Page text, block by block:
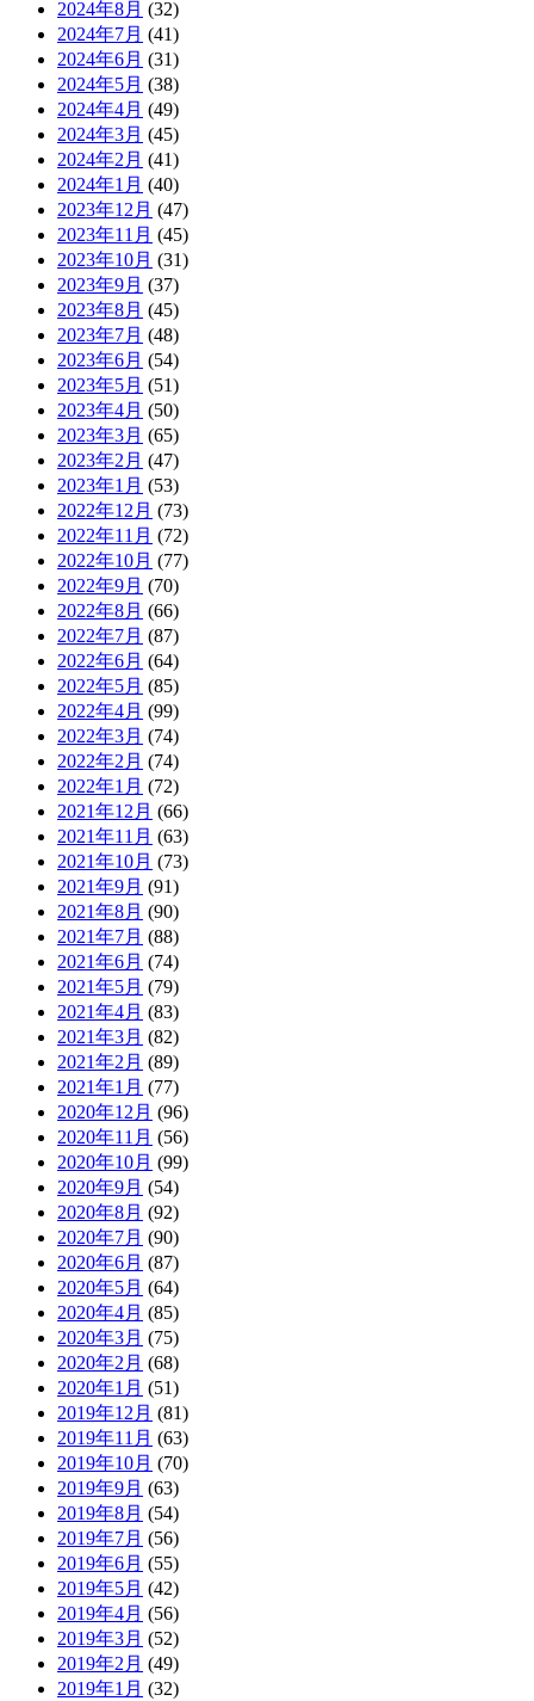
2024年8月 (32)
2024年7月 (41)
2024年6月 (31)
2024年5月 (38)
2024年4月 (49)
2024年3月 (45)
2024年2月 (41)
2024年1月 (40)
2023年12月 (47)
2023年11月 (45)
2023年10月 (31)
2023年9月 (37)
2023年8月 (45)
2023年7月 (48)
2023年6月 (54)
2023年5月 (51)
2023年4月 (50)
2023年3月 (65)
2023年2月 (47)
2023年1月 (53)
2022年12月 (73)
2022年11月 (72)
2022年10月 (77)
2022年9月 (70)
2022年8月 (66)
2022年7月 (87)
2022年6月 (64)
2022年5月 (85)
2022年4月 (99)
2022年3月 (74)
2022年2月 (74)
2022年1月 (72)
2021年12月 (66)
2021年11月 (63)
2021年10月 (73)
2021年9月 (91)
2021年8月 (90)
2021年7月 (88)
2021年6月 (74)
2021年5月 (79)
2021年4月 (83)
2021年3月 (82)
2021年2月 (89)
2021年1月 (77)
2020年12月 (96)
2020年11月 (56)
2020年10月 (99)
2020年9月 (54)
2020年8月 (92)
2020年7月 (90)
2020年6月 (87)
2020年5月 (64)
2020年4月 (85)
2020年3月 (75)
2020年2月 (68)
2020年1月 (51)
2019年12月 (81)
2019年11月 (63)
2019年10月 (70)
2019年9月 (63)
2019年8月 (54)
2019年7月 (56)
2019年6月 (55)
2019年5月 (42)
2019年4月 (56)
2019年3月 (52)
2019年2月 (49)
2019年1月 (32)